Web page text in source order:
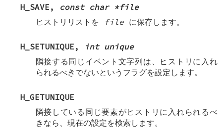
H_SAVE , const char *file
ヒストリリストを
fileに保存します。
H_SETUNIQUE ,
int unique
隣接する同じイベント文字列は、ヒストリに入れ
られるべきでないというフラグを設定します。
H_GETUNIQUE
隣接している同じ要素がヒストリに入れられるべ
きなら、現在の設定を検索します。